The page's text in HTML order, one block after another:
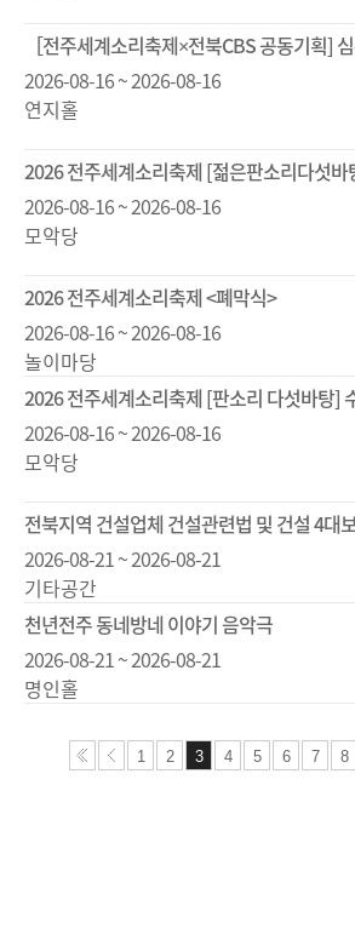
［전주세계소리축제×전북CBS 공동기획]
2026-08-16 ~ 2026-08-16
연지홀
2026 전주세계소리축제 [젊은판소리다섯바
2026-08-16 ~ 2026-08-16
모악당
2026 전주세계소리축제 <폐막식>
2026-08-16 ~ 2026-08-16
놀이마당
2026 전주세계소리축제 [판소리 다섯바탕]
2026-08-16 ~ 2026-08-16
모악당
전북지역 건설업체 건설관련법 및 건설 4대
2026-08-21 ~ 2026-08-21
기타공간
천년전주 동네방네 이야기 음악극
2026-08-21 ~ 2026-08-21
명인홀
1 2 3 4 5 6 7 8